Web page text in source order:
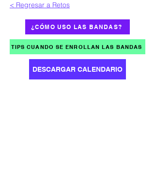
< Regresar a Retos
¿CÓMO USO LAS BANDAS?
TIPS CUANDO SE ENROLLAN LAS BANDAS
DESCARGAR CALENDARIO